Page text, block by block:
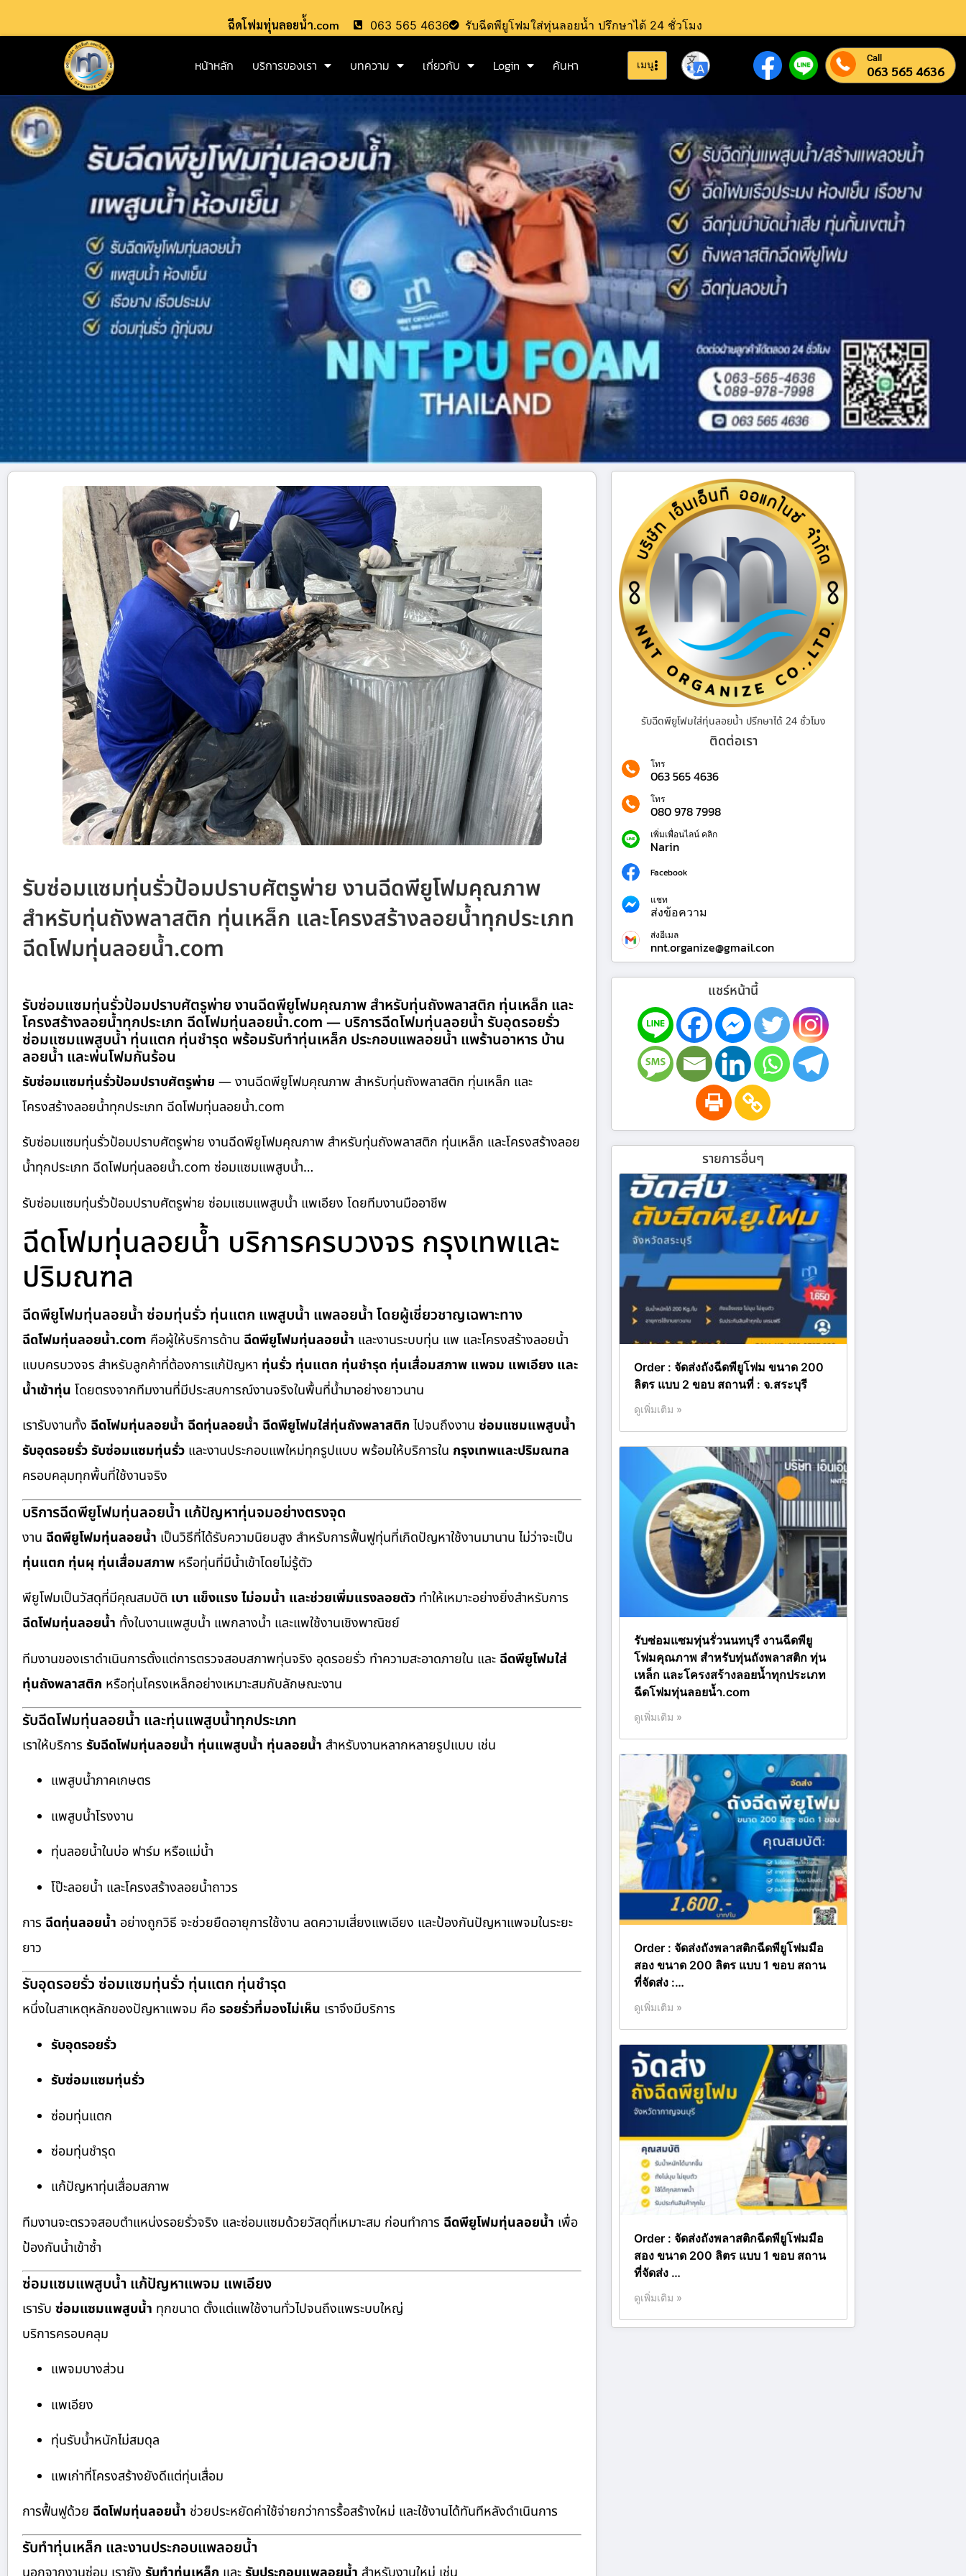
ฉีดโฟมทุ่นลอยน้ำ.com 063 565 4636 รับฉีดพียูโฟมใส่ทุ่นลอยน้ำ ปรึกษาได้ 24 ชั่วโมง
หน้าหลัก บริการของเรา บทความ เกี่ยวกับ Login ค้นหา เมนู Call
063 565 4636
รับซ่อมแซมทุ่นรั่วป้อมปราบศัตรูพ่าย งานฉีดพียูโฟมคุณภาพ
สำหรับทุ่นถังพลาสติก ทุ่นเหล็ก และโครงสร้างลอยน้ำทุกประเภท
ฉีดโฟมทุ่นลอยน้ำ.com
รับซ่อมแซมทุ่นรั่วป้อมปราบศัตรูพ่าย งานฉีดพียูโฟมคุณภาพ สำหรับทุ่นถังพลาสติก ทุ่นเหล็ก และ
โครงสร้างลอยน้ำทุกประเภท ฉีดโฟมทุ่นลอยน้ำ.com — บริการฉีดโฟมทุ่นลอยน้ำ รับอุดรอยรั่ว
ซ่อมแซมแพสูบน้ำ ทุ่นแตก ทุ่นชำรุด พร้อมรับทำทุ่นเหล็ก ประกอบแพลอยน้ำ แพร้านอาหาร บ้าน
ลอยน้ำ และพ่นโฟมกันร้อน
รับซ่อมแซมทุ่นรั่วป้อมปราบศัตรูพ่าย — งานฉีดพียูโฟมคุณภาพ สำหรับทุ่นถังพลาสติก ทุ่นเหล็ก และ
โครงสร้างลอยน้ำทุกประเภท ฉีดโฟมทุ่นลอยน้ำ.com
รับซ่อมแซมทุ่นรั่วป้อมปราบศัตรูพ่าย งานฉีดพียูโฟมคุณภาพ สำหรับทุ่นถังพลาสติก ทุ่นเหล็ก และโครงสร้างลอย
น้ำทุกประเภท ฉีดโฟมทุ่นลอยน้ำ.com ซ่อมแซมแพสูบน้ำ…
รับซ่อมแซมทุ่นรั่วป้อมปราบศัตรูพ่าย ซ่อมแซมแพสูบน้ำ แพเอียง โดยทีมงานมืออาชีพ
ฉีดโฟมทุ่นลอยน้ำ บริการครบวงจร กรุงเทพและ
ปริมณฑล
ฉีดพียูโฟมทุ่นลอยน้ำ ซ่อมทุ่นรั่ว ทุ่นแตก แพสูบน้ำ แพลอยน้ำ โดยผู้เชี่ยวชาญเฉพาะทาง
ฉีดโฟมทุ่นลอยน้ำ.com คือผู้ให้บริการด้าน ฉีดพียูโฟมทุ่นลอยน้ำ และงานระบบทุ่น แพ และโครงสร้างลอยน้ำ
แบบครบวงจร สำหรับลูกค้าที่ต้องการแก้ปัญหา ทุ่นรั่ว ทุ่นแตก ทุ่นชำรุด ทุ่นเสื่อมสภาพ แพจม แพเอียง และ
น้ำเข้าทุ่น โดยตรงจากทีมงานที่มีประสบการณ์งานจริงในพื้นที่น้ำมาอย่างยาวนาน
เรารับงานทั้ง ฉีดโฟมทุ่นลอยน้ำ ฉีดทุ่นลอยน้ำ ฉีดพียูโฟมใส่ทุ่นถังพลาสติก ไปจนถึงงาน ซ่อมแซมแพสูบน้ำ
รับอุดรอยรั่ว รับซ่อมแซมทุ่นรั่ว และงานประกอบแพใหม่ทุกรูปแบบ พร้อมให้บริการใน กรุงเทพและปริมณฑล
ครอบคลุมทุกพื้นที่ใช้งานจริง
บริการฉีดพียูโฟมทุ่นลอยน้ำ แก้ปัญหาทุ่นจมอย่างตรงจุด
งาน ฉีดพียูโฟมทุ่นลอยน้ำ เป็นวิธีที่ได้รับความนิยมสูง สำหรับการฟื้นฟูทุ่นที่เกิดปัญหาใช้งานมานาน ไม่ว่าจะเป็น
ทุ่นแตก ทุ่นผุ ทุ่นเสื่อมสภาพ หรือทุ่นที่มีน้ำเข้าโดยไม่รู้ตัว
พียูโฟมเป็นวัสดุที่มีคุณสมบัติ เบา แข็งแรง ไม่อมน้ำ และช่วยเพิ่มแรงลอยตัว ทำให้เหมาะอย่างยิ่งสำหรับการ
ฉีดโฟมทุ่นลอยน้ำ ทั้งในงานแพสูบน้ำ แพกลางน้ำ และแพใช้งานเชิงพาณิชย์
ทีมงานของเราดำเนินการตั้งแต่การตรวจสอบสภาพทุ่นจริง อุดรอยรั่ว ทำความสะอาดภายใน และ ฉีดพียูโฟมใส่
ทุ่นถังพลาสติก หรือทุ่นโครงเหล็กอย่างเหมาะสมกับลักษณะงาน
รับฉีดโฟมทุ่นลอยน้ำ และทุ่นแพสูบน้ำทุกประเภท
เราให้บริการ รับฉีดโฟมทุ่นลอยน้ำ ทุ่นแพสูบน้ำ ทุ่นลอยน้ำ สำหรับงานหลากหลายรูปแบบ เช่น
แพสูบน้ำภาคเกษตร
แพสูบน้ำโรงงาน
ทุ่นลอยน้ำในบ่อ ฟาร์ม หรือแม่น้ำ
โป๊ะลอยน้ำ และโครงสร้างลอยน้ำถาวร
การ ฉีดทุ่นลอยน้ำ อย่างถูกวิธี จะช่วยยืดอายุการใช้งาน ลดความเสี่ยงแพเอียง และป้องกันปัญหาแพจมในระยะ
ยาว
รับอุดรอยรั่ว ซ่อมแซมทุ่นรั่ว ทุ่นแตก ทุ่นชำรุด
หนึ่งในสาเหตุหลักของปัญหาแพจม คือรอยรั่วที่มองไม่เห็น เราจึงมีบริการ
รับอุดรอยรั่ว
รับซ่อมแซมทุ่นรั่ว
ซ่อมทุ่นแตก
ซ่อมทุ่นชำรุด
แก้ปัญหาทุ่นเสื่อมสภาพ
ทีมงานจะตรวจสอบตำแหน่งรอยรั่วจริง และซ่อมแซมด้วยวัสดุที่เหมาะสม ก่อนทำการ ฉีดพียูโฟมทุ่นลอยน้ำ เพื่อ
ป้องกันน้ำเข้าซ้ำ
ซ่อมแซมแพสูบน้ำ แก้ปัญหาแพจม แพเอียง
เรารับ ซ่อมแซมแพสูบน้ำ ทุกขนาด ตั้งแต่แพใช้งานทั่วไปจนถึงแพระบบใหญ่
บริการครอบคลุม
แพจมบางส่วน
แพเอียง
ทุ่นรับน้ำหนักไม่สมดุล
แพเก่าที่โครงสร้างยังดีแต่ทุ่นเสื่อม
การฟื้นฟูด้วย ฉีดโฟมทุ่นลอยน้ำ ช่วยประหยัดค่าใช้จ่ายกว่าการรื้อสร้างใหม่ และใช้งานได้ทันทีหลังดำเนินการ
รับทำทุ่นเหล็ก และงานประกอบแพลอยน้ำ
รับฉีดพียูโฟมใส่ทุ่นลอยน้ำ ปรึกษาได้ 24 ชั่วโมง
ติดต่อเรา
โทร
063 565 4636
โทร
080 978 7998
เพิ่มเพื่อนไลน์ คลิก
Narin
Facebook
แชท
ส่งข้อความ
ส่งอีเมล
nnt.organize@gmail.con
แชร์หน้านี้
รายการอื่นๆ
Order : จัดส่งถังฉีดพียูโฟม ขนาด 200
ลิตร แบบ 2 ขอบ สถานที่ : จ.สระบุรี
ดูเพิ่มเติม »
รับซ่อมแซมทุ่นรั่วนนทบุรี งานฉีดพียู
โฟมคุณภาพ สำหรับทุ่นถังพลาสติก ทุ่น
เหล็ก และโครงสร้างลอยน้ำทุกประเภท
ฉีดโฟมทุ่นลอยน้ำ.com
ดูเพิ่มเติม »
Order : จัดส่งถังพลาสติกฉีดพียูโฟมมือ
สอง ขนาด 200 ลิตร แบบ 1 ขอบ สถาน
ที่จัดส่ง :…
ดูเพิ่มเติม »
Order : จัดส่งถังพลาสติกฉีดพียูโฟมมือ
สอง ขนาด 200 ลิตร แบบ 1 ขอบ สถาน
ที่จัดส่ง …
ดูเพิ่มเติม »